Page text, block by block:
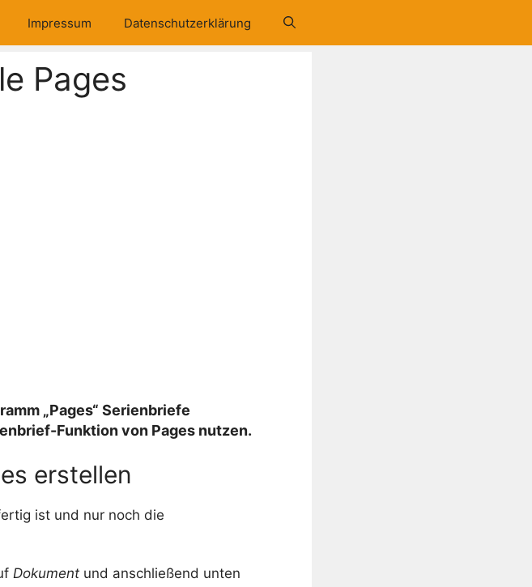
Impressum Datenschutzerklärung
Pages
„Pages“ Serienbriefe
Funktion von Pages nutzen.
erstellen
ist und nur noch die
Dokument und anschließend unten